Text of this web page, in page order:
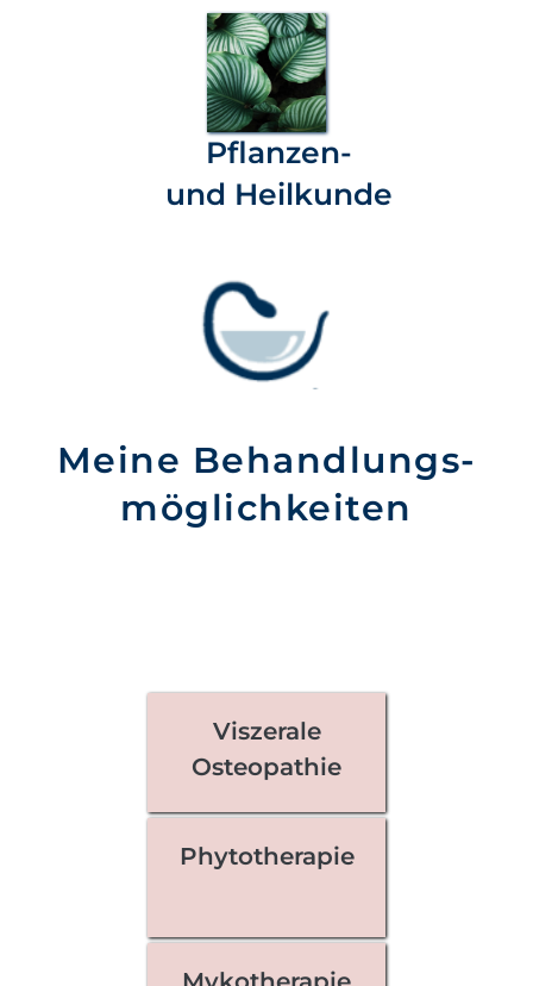
Pflanzen-
und Heilkunde
Meine Behandlungs-
möglichkeiten
Viszerale
Osteopathie
Phytotherapie